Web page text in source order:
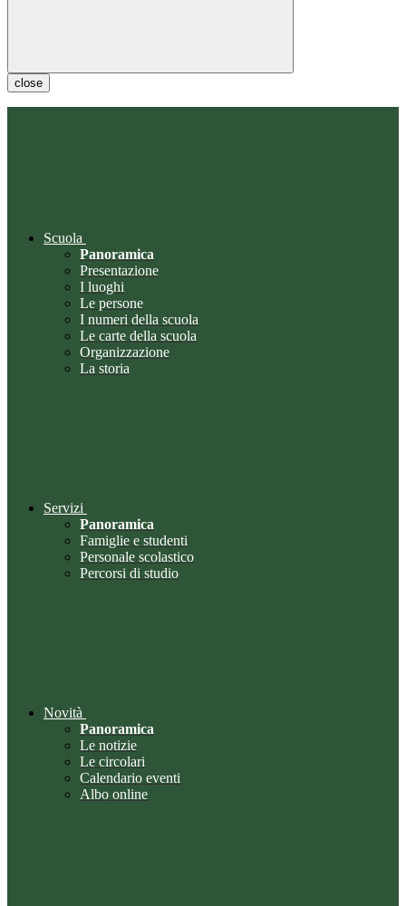
close
Scuola
Panoramica
Presentazione
I luoghi
Le persone
I numeri della scuola
Le carte della scuola
Organizzazione
La storia
Servizi
Panoramica
Famiglie e studenti
Personale scolastico
Percorsi di studio
Novità
Panoramica
Le notizie
Le circolari
Calendario eventi
Albo online